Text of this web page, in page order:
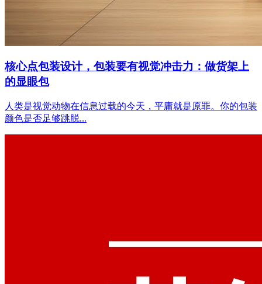
核心点包装设计，包装要有视觉冲击力：做货架上
的显眼包
人类是视觉动物在信息过载的今天，平庸就是原罪。你的包装
颜色是否足够跳脱...